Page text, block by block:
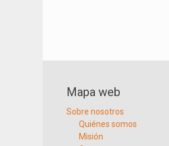
entradas
Mapa web
Sobre nosotros
Quiénes somos
Misión